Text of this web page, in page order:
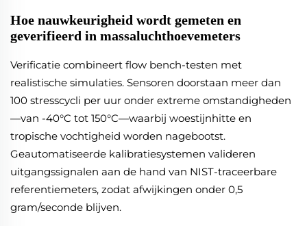
Hoe nauwkeurigheid wordt gemeten en
geverifieerd in massaluchthoevemeters
Verificatie combineert flow bench-testen met
realistische simulaties. Sensoren doorstaan meer dan
100 stresscycli per uur onder extreme omstandigheden
—van -40°C tot 150°C—waarbij woestijnhitte en
tropische vochtigheid worden nagebootst.
Geautomatiseerde kalibratiesystemen valideren
uitgangssignalen aan de hand van NIST-traceerbare
referentiemeters, zodat afwijkingen onder 0,5
gram/seconde blijven.